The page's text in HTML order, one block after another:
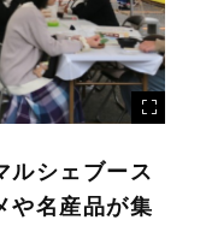
ルシェブース
や名産品が集